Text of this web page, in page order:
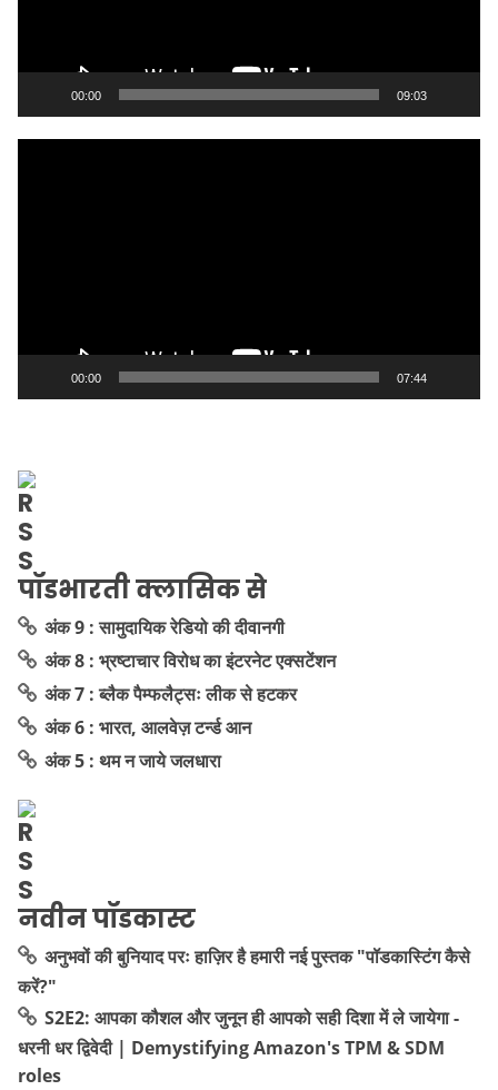
00:00 09:03
00:00 07:44
पॉडभारती क्लासिक से
अंक 9 : सामुदायिक रेडियो की दीवानगी
अंक 8 : भ्रष्टाचार विरोध का इंटरनेट एक्सटेंशन
अंक 7 : ब्लैक पैम्फलैट्सः लीक से हटकर
अंक 6 : भारत, आलवेज़ टर्न्ड आन
अंक 5 : थम न जाये जलधारा
नवीन पॉडकास्ट
अनुभवों की बुनियाद परः हाज़िर है हमारी नई पुस्तक "पॉडकास्टिंग कैसे
करें?"
S2E2: आपका कौशल और जुनून ही आपको सही दिशा में ले जायेगा -
धरनी धर द्विवेदी | Demystifying Amazon's TPM & SDM
roles